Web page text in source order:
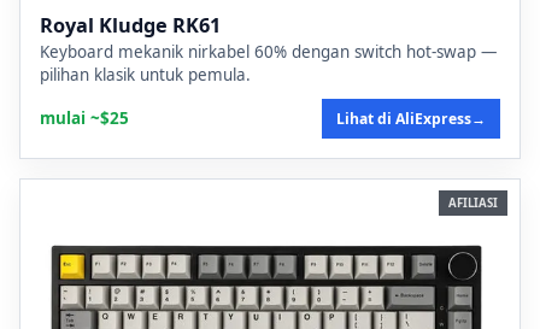
Royal Kludge RK61
Keyboard mekanik nirkabel 60% dengan switch hot-swap —
pilihan klasik untuk pemula.
mulai ~$25
Lihat di AliExpress→
AFILIASI